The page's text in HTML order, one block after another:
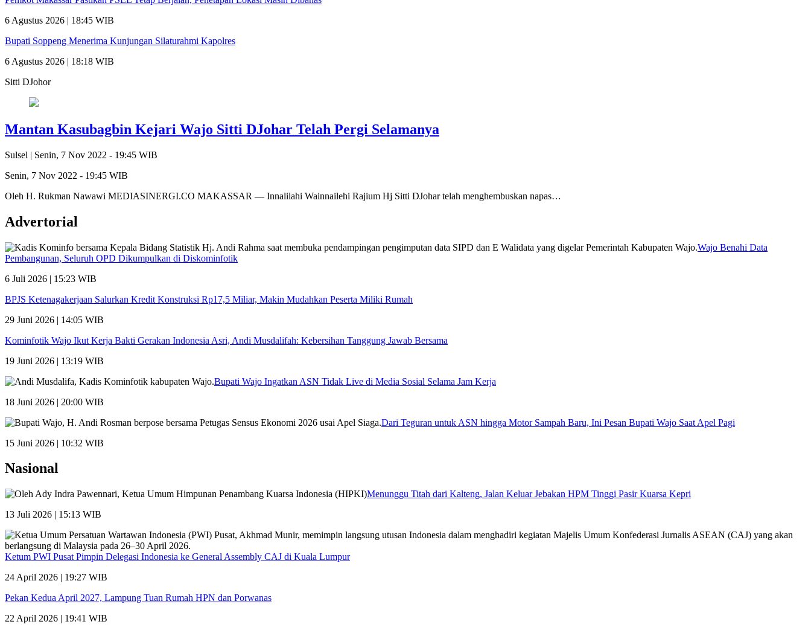
6 Agustus 2026 | 18:45 WIB
Bupati Soppeng Menerima Kunjungan Silaturahmi Kapolres
6 Agustus 2026 | 18:18 WIB
Sitti DJohor
Mantan Kasubagbin Kejari Wajo Sitti DJohar Telah Pergi Selamanya
Sulsel | Senin, 7 Nov 2022 - 19:45 WIB
Senin, 7 Nov 2022 - 19:45 WIB
Oleh H. Rukman Nawawi MEDIASINERGI.CO MAKASSAR — Innalilahi Wainnailehi Rajium Hj Sitti DJohar telah menghembuskan napas…
Advertorial
Wajo Benahi Data
Pembangunan, Seluruh OPD Dikumpulkan di Diskominfotik
6 Juli 2026 | 15:23 WIB
BPJS Ketenagakerjaan Salurkan Kredit Konstruksi Rp17,5 Miliar, Makin Mudahkan Peserta Miliki Rumah
29 Juni 2026 | 14:05 WIB
Kominfotik Wajo Ikut Kerja Bakti Gerakan Indonesia Asri, Andi Musdalifah: Kebersihan Tanggung Jawab Bersama
19 Juni 2026 | 13:19 WIB
Bupati Wajo Ingatkan ASN Tidak Live di Media Sosial Selama Jam Kerja
18 Juni 2026 | 20:00 WIB
Dari Teguran untuk ASN hingga Motor Sampah Baru, Ini Pesan Bupati Wajo Saat Apel Pagi
15 Juni 2026 | 10:32 WIB
Nasional
Menunggu Titah dari Kalteng, Jalan Keluar Jebakan HPM Tinggi Pasir Kuarsa Kepri
13 Juli 2026 | 15:13 WIB
Ketum PWI Pusat Pimpin Delegasi Indonesia ke General Assembly CAJ di Kuala Lumpur
24 April 2026 | 19:27 WIB
Pekan Kedua April 2027, Lampung Tuan Rumah HPN dan Porwanas
22 April 2026 | 19:41 WIB